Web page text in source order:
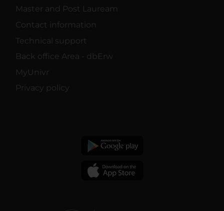
Master and Post Lauream
Contact information
Technical support
Back office Area - dbErw
MyUnivr
Privacy policy